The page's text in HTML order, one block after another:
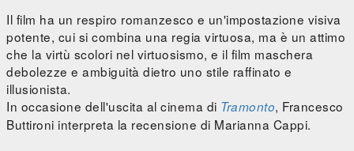
Il film ha un respiro romanzesco e un'impostazione visiva
potente, cui si combina una regia virtuosa, ma è un attimo
che la virtù scolori nel virtuosismo, e il film maschera
debolezze e ambiguità dietro uno stile raffinato e
illusionista.
In occasione dell'uscita al cinema di Tramonto, Francesco
Buttironi interpreta la recensione di Marianna Cappi.